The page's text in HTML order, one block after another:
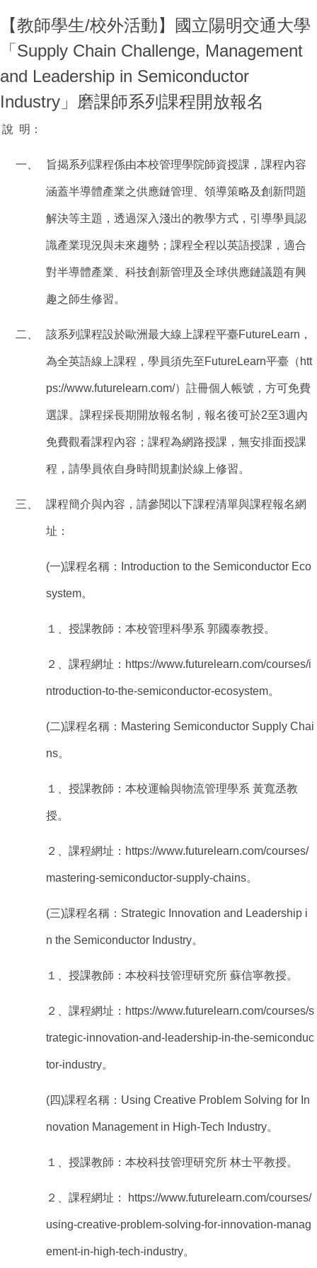
【教師學生/校外活動】國立陽明交通大學
「Supply Chain Challenge, Management
and Leadership in Semiconductor
Industry」磨課師系列課程開放報名
說 明：
一、 旨揭系列課程係由本校管理學院師資授課，課程內容
涵蓋半導體產業之供應鏈管理、領導策略及創新問題
解決等主題，透過深入淺出的教學方式，引導學員認
識產業現況與未來趨勢；課程全程以英語授課，適合
對半導體產業、科技創新管理及全球供應鏈議題有興
趣之師生修習。
二、 該系列課程設於歐洲最大線上課程平臺FutureLearn，
為全英語線上課程，學員須先至FutureLearn平臺（htt
ps://www.futurelearn.com/）註冊個人帳號，方可免費
選課。課程採長期開放報名制，報名後可於2至3週內
免費觀看課程內容；課程為網路授課，無安排面授課
程，請學員依自身時間規劃於線上修習。
三、 課程簡介與內容，請參閱以下課程清單與課程報名網
址：
(一)課程名稱：Introduction to the Semiconductor Eco
system。
１、授課教師：本校管理科學系 郭國泰教授。
２、課程網址：https://www.futurelearn.com/courses/i
ntroduction-to-the-semiconductor-ecosystem。
(二)課程名稱：Mastering Semiconductor Supply Chai
ns。
１、授課教師：本校運輸與物流管理學系 黃寬丞教
授。
２、課程網址：https://www.futurelearn.com/courses/
mastering-semiconductor-supply-chains。
(三)課程名稱：Strategic Innovation and Leadership i
n the Semiconductor Industry。
１、授課教師：本校科技管理研究所 蘇信寧教授。
２、課程網址：https://www.futurelearn.com/courses/s
trategic-innovation-and-leadership-in-the-semiconduc
tor-industry。
(四)課程名稱：Using Creative Problem Solving for In
novation Management in High-Tech Industry。
１、授課教師：本校科技管理研究所 林士平教授。
２、課程網址： https://www.futurelearn.com/courses/
using-creative-problem-solving-for-innovation-manag
ement-in-high-tech-industry。